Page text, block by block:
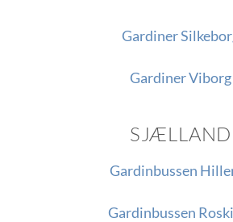
Gardiner
Gardiner Viborg
SJÆLLAND
Gardinbussen
Gardinbussen